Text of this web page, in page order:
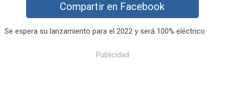
Compartir en Facebook
Se espera su lanzamiento para el 2022 y será 100% eléctrico.
Publicidad